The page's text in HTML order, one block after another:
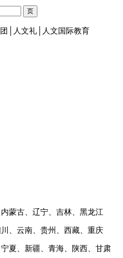
蒙古、辽宁、吉林、黑龙江
、云南、贵州、西藏、重庆
夏、新疆、青海、陕西、甘肃